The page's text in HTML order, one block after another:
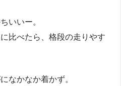
いいー。
比べたら、格段の走りやす
なかなか着かず。